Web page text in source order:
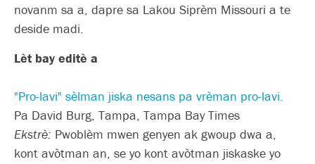
novanm sa a, dapre sa Lakou Siprèm Missouri a te
deside madi.
Lèt bay editè a
"Pro-lavi" sèlman jiska nesans pa vrèman pro-lavi.
Pa David Burg, Tampa, Tampa Bay Times
Ekstrè: Pwoblèm mwen genyen ak gwoup dwa a,
kont avòtman an, se yo kont avòtman jiskaske yo